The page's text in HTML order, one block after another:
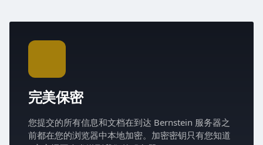
完美保密
您提交的所有信息和文档在到达 Bernstein 服务器之
前都在您的浏览器中本地加密。加密密钥只有您知道